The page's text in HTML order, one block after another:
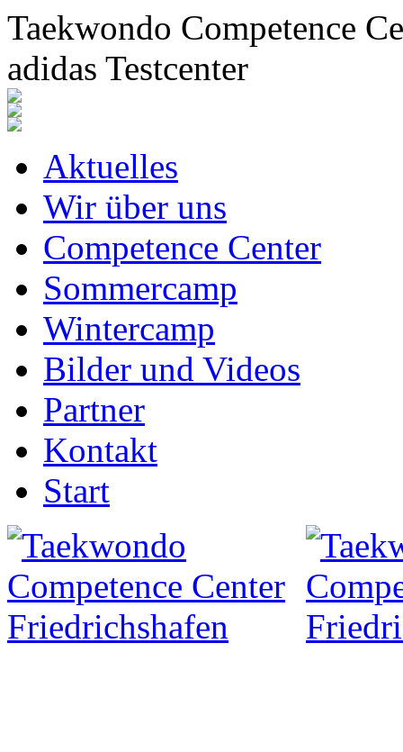
Taekwondo Competence
adidas Testcenter
Aktuelles
Wir über uns
Competence Center
Sommercamp
Wintercamp
Bilder und Videos
Partner
Kontakt
Start